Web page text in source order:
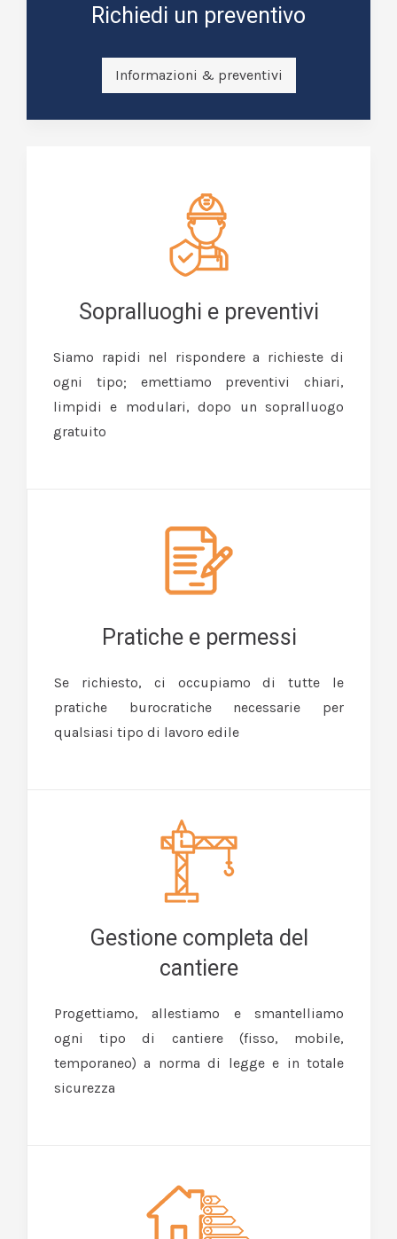
Richiedi un preventivo
Informazioni & preventivi
Sopralluoghi e preventivi
Siamo rapidi nel rispondere a richieste di
ogni tipo; emettiamo preventivi chiari,
limpidi e modulari, dopo un sopralluogo
gratuito
Pratiche e permessi
Se richiesto, ci occupiamo di tutte le
pratiche burocratiche necessarie per
qualsiasi tipo di lavoro edile
Gestione completa del
cantiere
Progettiamo, allestiamo e smantelliamo
ogni tipo di cantiere (fisso, mobile,
temporaneo) a norma di legge e in totale
sicurezza